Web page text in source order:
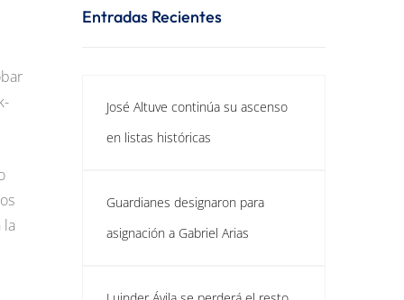
la
Entradas Recientes
José Altuve continúa su ascenso
en listas históricas
Guardianes designaron para
asignación a Gabriel Arias